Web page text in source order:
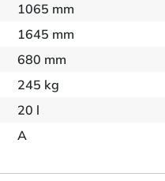
1065 mm
1645 mm
680 mm
245 kg
20 l
A